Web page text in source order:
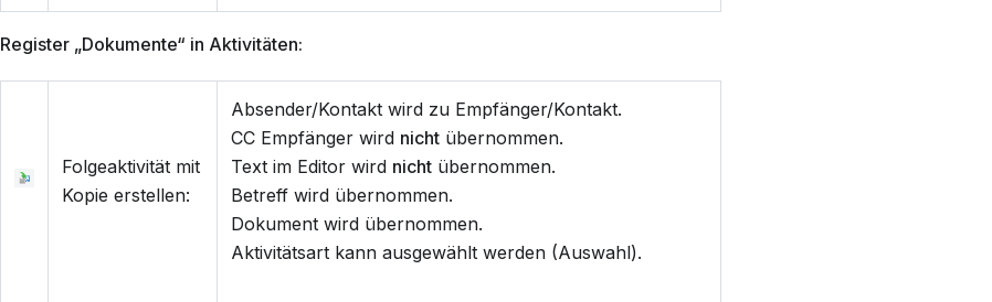
Register „Dokumente“ in Aktivitäten:
Folgeaktivität mit
Kopie erstellen:
Absender/Kontakt wird zu Empfänger/Kontakt.
CC Empfänger wird nicht übernommen.
Text im Editor wird nicht übernommen.
Betreff wird übernommen.
Dokument wird übernommen.
Aktivitätsart kann ausgewählt werden (Auswahl).